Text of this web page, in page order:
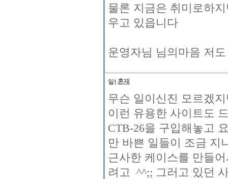
물론 지금은 취미로하
우고 있읍니다
운영자님 님의마음 저
혼재
무슨 일이신진 모르겠
이런 유용한 사이트도
CTB-26을 구입해놓고
만 바쁜 일들이 조금 지
근사한 케이스를 만들
려고 ^^;; 그러고 있던